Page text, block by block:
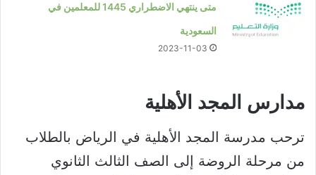
متى ينتهي الاضطراري 1445 للمعلمين في
السعودية
2023-11-03
مدارس المجد الأهلية
ترحب مدرسة المجد الأهلية في الرياض بالطلاب
من مرحلة الروضة إلى الصف الثالث الثانوي